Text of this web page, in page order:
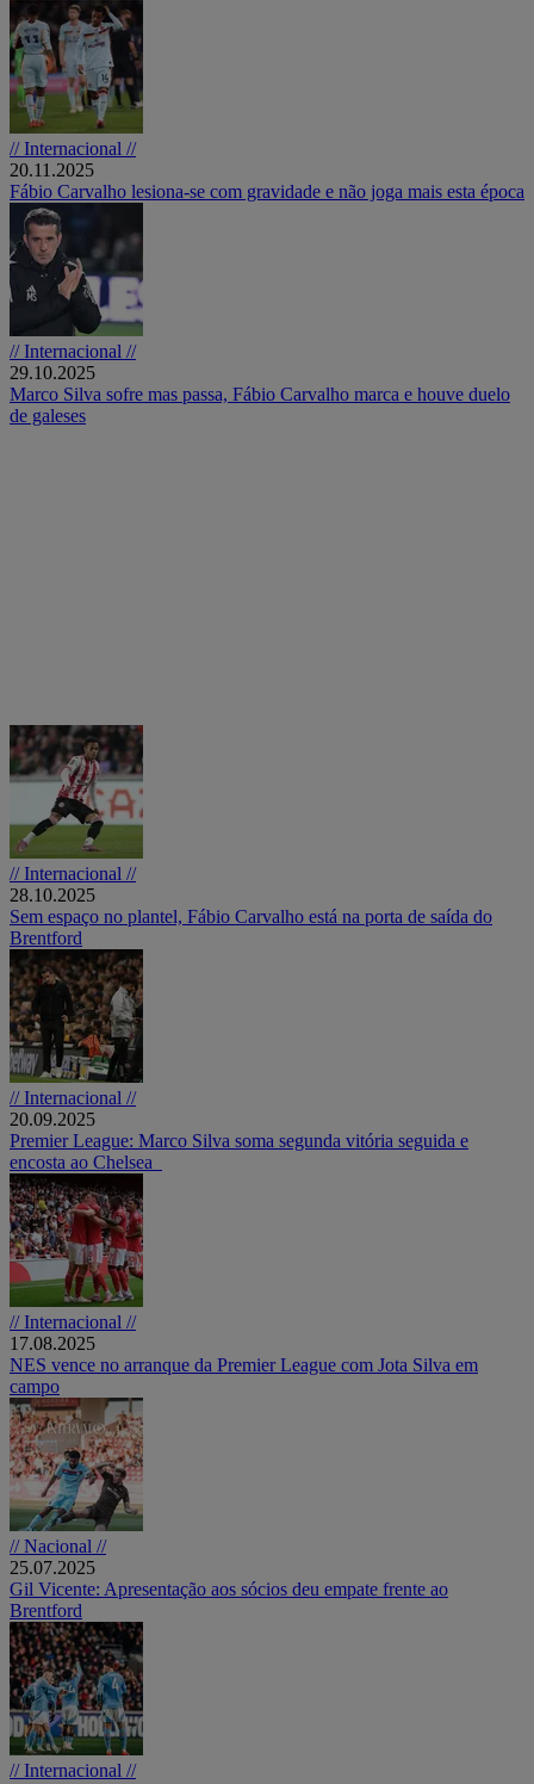
// Internacional //
20.11.2025
Fábio Carvalho lesiona-se com gravidade e não joga mais esta época
// Internacional //
29.10.2025
Marco Silva sofre mas passa, Fábio Carvalho marca e houve duelo
de galeses
// Internacional //
28.10.2025
Sem espaço no plantel, Fábio Carvalho está na porta de saída do
Brentford
// Internacional //
20.09.2025
Premier League: Marco Silva soma segunda vitória seguida e
encosta ao Chelsea
// Internacional //
17.08.2025
NES vence no arranque da Premier League com Jota Silva em
campo
// Nacional //
25.07.2025
Gil Vicente: Apresentação aos sócios deu empate frente ao
Brentford
// Internacional //